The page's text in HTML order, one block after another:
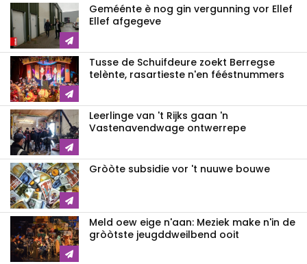
Geméénte è nog gin vergunning vor Ellef
Ellef afgegeve
Tusse de Schuifdeure zoekt Berregse
telènte, rasartieste n'en fééstnummers
Leerlinge van 't Rijks gaan 'n
Vastenavendwage ontwerrepe
Gròòte subsidie vor 't nuuwe bouwe
Meld oew eige n'aan: Meziek make n'in de
gròòtste jeugddweilbend ooit